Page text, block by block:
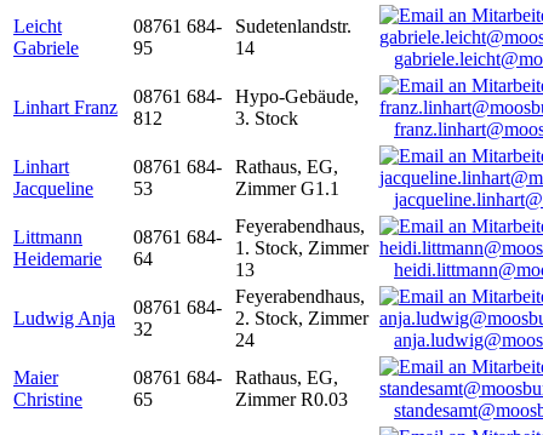
Leicht
Gabriele
08761 684-
95
Sudetenlandstr.
14
Linhart Franz
08761 684-
812
Hypo-Gebäude,
3. Stock
Linhart
Jacqueline
08761 684-
53
Rathaus, EG,
Zimmer G1.1
Littmann
Heidemarie
08761 684-
64
Feyerabendhaus,
1. Stock, Zimmer
13
Ludwig Anja
08761 684-
32
Feyerabendhaus,
2. Stock, Zimmer
24
Maier
Christine
08761 684-
65
Rathaus, EG,
Zimmer R0.03